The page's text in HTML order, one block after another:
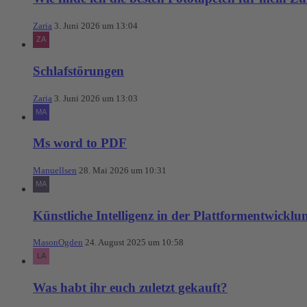
Zaria 3. Juni 2026 um 13:04
Schlafstörungen
Zaria 3. Juni 2026 um 13:03
Ms word to PDF
Manuellsen 28. Mai 2026 um 10:31
Künstliche Intelligenz in der
MasonOgden 24. August 2025 um 10:58
Was habt ihr euch zuletzt gekauft?